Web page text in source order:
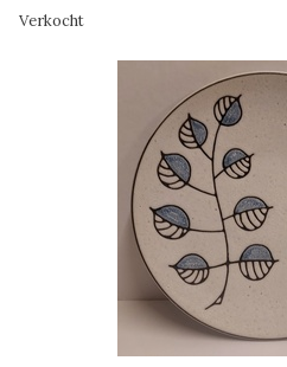
Verkocht